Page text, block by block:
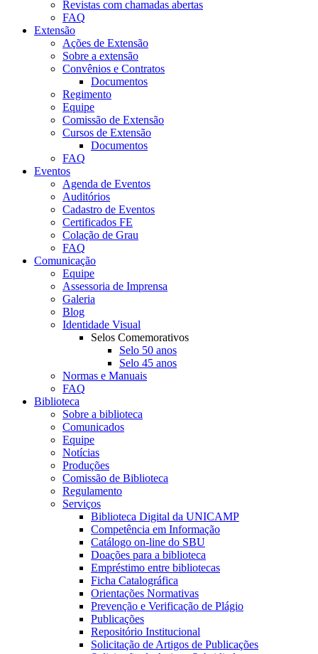
Revistas com chamadas abertas
FAQ
Extensão
Ações de Extensão
Sobre a extensão
Convênios e Contratos
Documentos
Regimento
Equipe
Comissão de Extensão
Cursos de Extensão
Documentos
FAQ
Eventos
Agenda de Eventos
Auditórios
Cadastro de Eventos
Certificados FE
Colação de Grau
FAQ
Comunicação
Equipe
Assessoria de Imprensa
Galeria
Blog
Identidade Visual
Selos Comemorativos
Selo 50 anos
Selo 45 anos
Normas e Manuais
FAQ
Biblioteca
Sobre a biblioteca
Comunicados
Equipe
Notícias
Produções
Comissão de Biblioteca
Regulamento
Serviços
Biblioteca Digital da UNICAMP
Competência em Informação
Catálogo on-line do SBU
Doações para a biblioteca
Empréstimo entre bibliotecas
Ficha Catalográfica
Orientações Normativas
Prevenção e Verificação de Plágio
Publicações
Repositório Institucional
Solicitação de Artigos de Publicações